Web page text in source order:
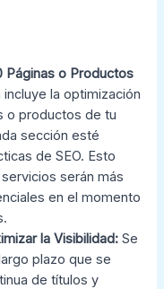
Páginas o Productos
incluye la optimización
o productos de tu
sección esté
de SEO. Esto
serán más
en el momento
la Visibilidad: Se
plazo que se
de títulos y